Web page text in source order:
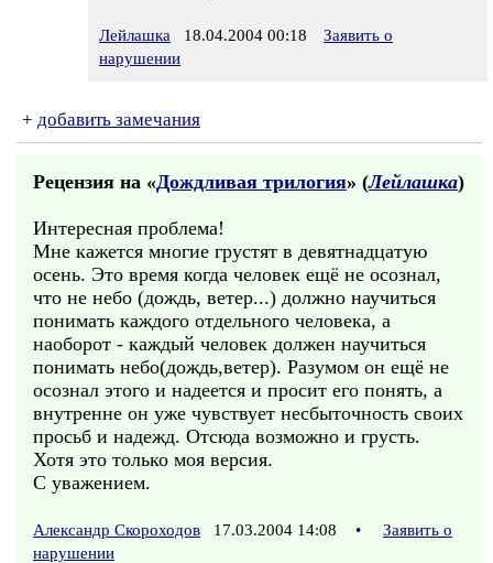
Лейлашка 18.04.2004 00:18
Заявить о
нарушении
+ добавить замечания
Рецензия на «Дождливая трилогия» (Лейлашка)
Интересная проблема!
Мне кажется многие грустят в девятнадцатую
осень. Это время когда человек ещё не осознал,
что не небо (дождь, ветер...) должно научиться
понимать каждого отдельного человека, а
наоборот - каждый человек должен научиться
понимать небо(дождь,ветер). Разумом он ещё не
осознал этого и надеется и просит его понять, а
внутренне он уже чувствует несбыточность своих
просьб и надежд. Отсюда возможно и грусть.
Хотя это только моя версия.
С уважением.
Александр Скороходов 17.03.2004 14:08 •
Заявить о
нарушении